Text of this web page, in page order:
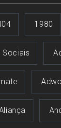
1980
Sociais